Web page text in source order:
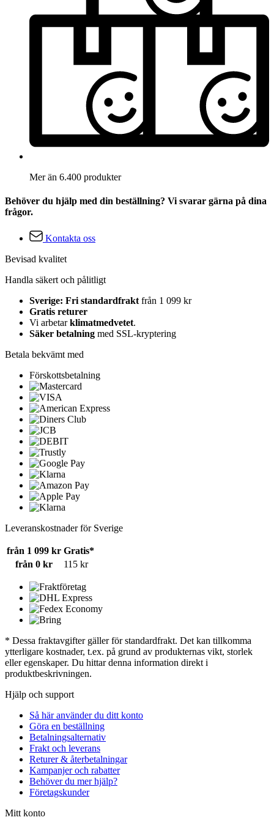
Mer än 6.400 produkter
Behöver du hjälp med din beställning? Vi svarar gärna på dina
frågor.
Kontakta oss
Bevisad kvalitet
Handla säkert och pålitligt
Sverige: Fri standardfrakt från 1 099 kr
Gratis returer
Vi arbetarklimatmedvetet.
Säker betalning med SSL-kryptering
Betala bekvämt med
Förskottsbetalning
Leveranskostnader för Sverige
från 1 099 kr Gratis*
från 0 kr
115 kr
* Dessa fraktavgifter gäller för standardfrakt. Det kan tillkomma
ytterligare kostnader, t.ex. på grund av produkternas vikt, storlek
eller egenskaper. Du hittar denna information direkt i
produktbeskrivningen.
Hjälp och support
Så här använder du ditt konto
Göra en beställning
Betalningsalternativ
Frakt och leverans
Returer & återbetalningar
Kampanjer och rabatter
Behöver du mer hjälp?
Företagskunder
Mitt konto